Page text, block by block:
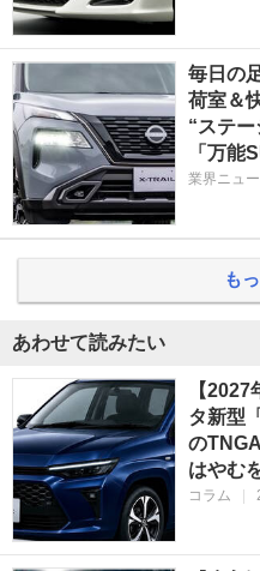
毎日の
荷室＆
“ステ
「万能
業界ニュ
も
あわせて読みたい
【
タ新型
の
はやむ
コラム